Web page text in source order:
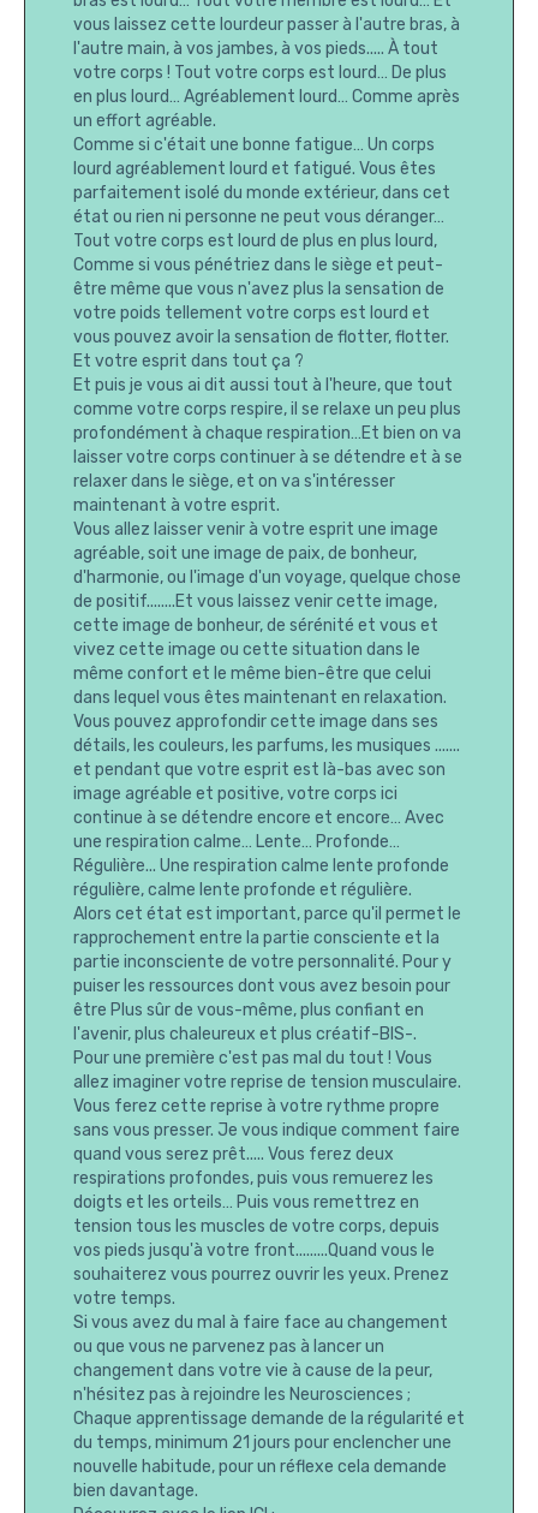
vous laissez cette lourdeur passer à l'autre bras, à
l'autre main, à vos jambes, à vos pieds..... À tout
votre corps ! Tout votre corps est lourd… De plus
en plus lourd… Agréablement lourd… Comme après
un effort agréable.
Comme si c'était une bonne fatigue… Un corps
lourd agréablement lourd et fatigué. Vous êtes
parfaitement isolé du monde extérieur, dans cet
état ou rien ni personne ne peut vous déranger…
Tout votre corps est lourd de plus en plus lourd,
Comme si vous pénétriez dans le siège et peut-
être même que vous n'avez plus la sensation de
votre poids tellement votre corps est lourd et
vous pouvez avoir la sensation de flotter, flotter.
Et votre esprit dans tout ça ?
Et puis je vous ai dit aussi tout à l'heure, que tout
comme votre corps respire, il se relaxe un peu plus
profondément à chaque respiration…Et bien on va
laisser votre corps continuer à se détendre et à se
relaxer dans le siège, et on va s'intéresser
maintenant à votre esprit.
Vous allez laisser venir à votre esprit une image
agréable, soit une image de paix, de bonheur,
d'harmonie, ou l'image d'un voyage, quelque chose
de positif........Et vous laissez venir cette image,
cette image de bonheur, de sérénité et vous et
vivez cette image ou cette situation dans le
même confort et le même bien-être que celui
dans lequel vous êtes maintenant en relaxation.
Vous pouvez approfondir cette image dans ses
détails, les couleurs, les parfums, les musiques .......
et pendant que votre esprit est là-bas avec son
image agréable et positive, votre corps ici
continue à se détendre encore et encore… Avec
une respiration calme… Lente… Profonde…
Régulière... Une respiration calme lente profonde
régulière, calme lente profonde et régulière.
Alors cet état est important, parce qu'il permet le
rapprochement entre la partie consciente et la
partie inconsciente de votre personnalité. Pour y
puiser les ressources dont vous avez besoin pour
être Plus sûr de vous-même, plus confiant en
l'avenir, plus chaleureux et plus créatif-BIS-.
Pour une première c'est pas mal du tout ! Vous
allez imaginer votre reprise de tension musculaire.
Vous ferez cette reprise à votre rythme propre
sans vous presser. Je vous indique comment faire
quand vous serez prêt..... Vous ferez deux
respirations profondes, puis vous remuerez les
doigts et les orteils… Puis vous remettrez en
tension tous les muscles de votre corps, depuis
vos pieds jusqu'à votre front.........Quand vous le
souhaiterez vous pourrez ouvrir les yeux. Prenez
votre temps.
Si vous avez du mal à faire face au changement
ou que vous ne parvenez pas à lancer un
changement dans votre vie à cause de la peur,
n'hésitez pas à rejoindre les Neurosciences ;
Chaque apprentissage demande de la régularité et
du temps, minimum 21 jours pour enclencher une
nouvelle habitude, pour un réflexe cela demande
bien davantage.